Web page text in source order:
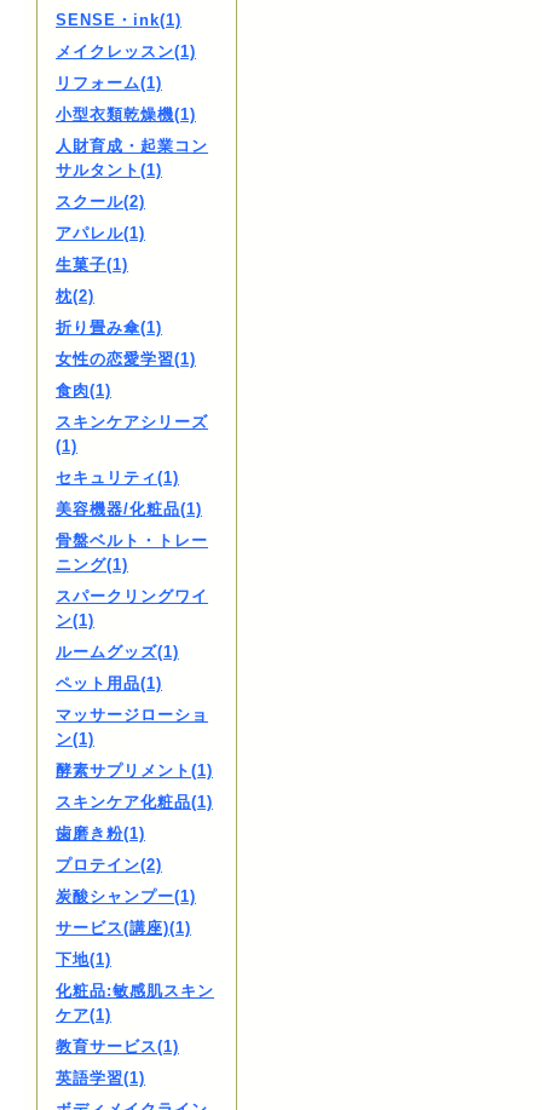
SENSE・ink(1)
メイクレッスン(1)
リフォーム(1)
小型衣類乾燥機(1)
人財育成・起業コン
サルタント(1)
スクール(2)
アパレル(1)
生菓子(1)
枕(2)
折り畳み傘(1)
女性の恋愛学習(1)
食肉(1)
スキンケアシリーズ
(1)
セキュリティ(1)
美容機器/化粧品(1)
骨盤ベルト・トレー
ニング(1)
スパークリングワイ
ン(1)
ルームグッズ(1)
ペット用品(1)
マッサージローショ
ン(1)
酵素サプリメント(1)
スキンケア化粧品(1)
歯磨き粉(1)
プロテイン(2)
炭酸シャンプー(1)
サービス(講座)(1)
下地(1)
化粧品:敏感肌スキン
ケア(1)
教育サービス(1)
英語学習(1)